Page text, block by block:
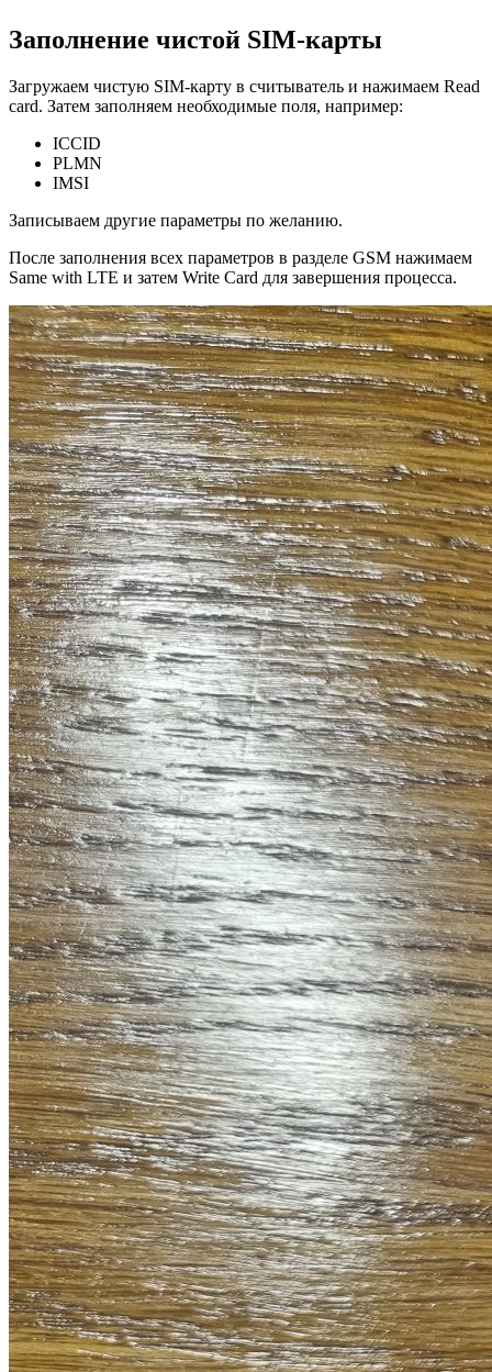
Заполнение чистой SIM-карты
Загружаем чистую SIM-карту в считыватель и нажимаем Read
card. Затем заполняем необходимые поля, например:
ICCID
PLMN
IMSI
Записываем другие параметры по желанию.
После заполнения всех параметров в разделе GSM нажимаем
Same with LTE и затем Write Card для завершения процесса.